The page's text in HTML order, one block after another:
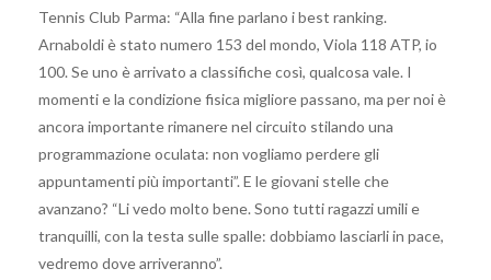
Tennis Club Parma: “Alla fine parlano i best ranking.
Arnaboldi è stato numero 153 del mondo, Viola 118 ATP, io
100. Se uno è arrivato a classifiche così, qualcosa vale. I
momenti e la condizione fisica migliore passano, ma per noi è
ancora importante rimanere nel circuito stilando una
programmazione oculata: non vogliamo perdere gli
appuntamenti più importanti”. E le giovani stelle che
avanzano? “Li vedo molto bene. Sono tutti ragazzi umili e
tranquilli, con la testa sulle spalle: dobbiamo lasciarli in pace,
vedremo dove arriveranno”.